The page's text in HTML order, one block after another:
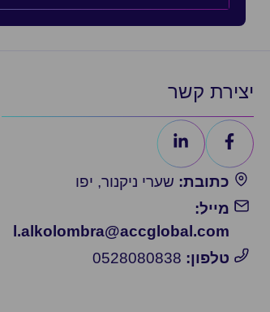
יצירת קשר
כתובת: שערי ניקנור, יפו
מייל:
l.alkolombra@accglobal.com
טלפון: